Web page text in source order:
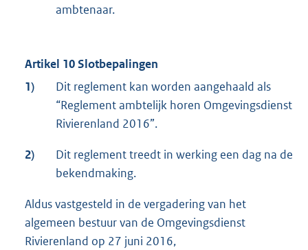
ambtenaar.
Artikel 10 Slotbepalingen
1)
Dit reglement kan worden aangehaald als
“Reglement ambtelijk horen Omgevingsdienst
Rivierenland 2016”.
2)
Dit reglement treedt in werking een dag na de
bekendmaking.
Aldus vastgesteld in de vergadering van het
algemeen bestuur van de Omgevingsdienst
Rivierenland op 27 juni 2016,